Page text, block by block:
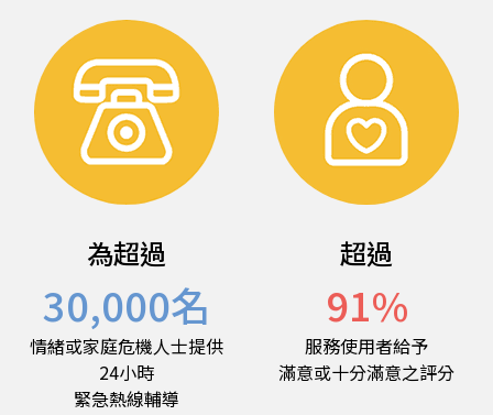
為超過
30,000名
情緒或家庭危機人士提供
24小時
緊急熱線輔導
超過
91%
服務使用者給予
滿意或十分滿意之評分